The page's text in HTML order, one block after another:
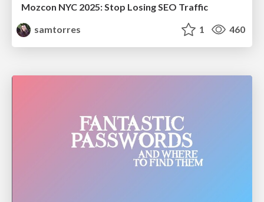
Mozcon NYC 2025: Stop Losing SEO Traffic
samtorres
1 460